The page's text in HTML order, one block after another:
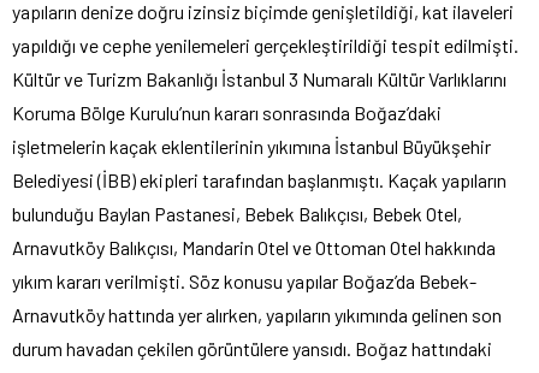
yapıların denize doğru izinsiz biçimde genişletildiği, kat ilaveleri
yapıldığı ve cephe yenilemeleri gerçekleştirildiği tespit edilmişti.
Kültür ve Turizm Bakanlığı İstanbul 3 Numaralı Kültür Varlıklarını
Koruma Bölge Kurulu’nun kararı sonrasında Boğaz’daki
işletmelerin kaçak eklentilerinin yıkımına İstanbul Büyükşehir
Belediyesi (İBB) ekipleri tarafından başlanmıştı. Kaçak yapıların
bulunduğu Baylan Pastanesi, Bebek Balıkçısı, Bebek Otel,
Arnavutköy Balıkçısı, Mandarin Otel ve Ottoman Otel hakkında
yıkım kararı verilmişti. Söz konusu yapılar Boğaz’da Bebek-
Arnavutköy hattında yer alırken, yapıların yıkımında gelinen son
durum havadan çekilen görüntülere yansıdı. Boğaz hattındaki